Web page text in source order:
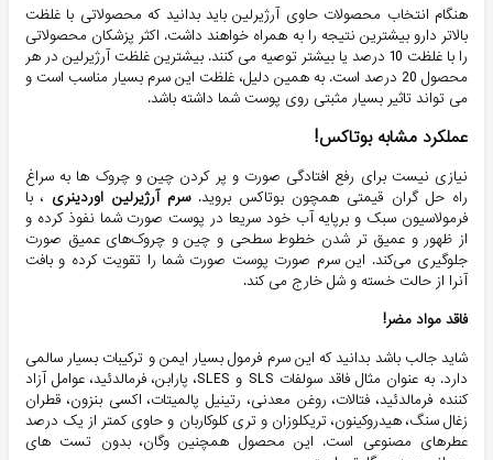
هنگام انتخاب محصولات حاوی آرژیرلین باید بدانید که محصولاتی با غلظت
بالاتر دارو بیشترین نتیجه را به همراه خواهند داشت. اکثر پزشکان محصولاتی
را با غلظت 10 درصد یا بیشتر توصیه می کنند. بیشترین غلظت آرژیرلین در هر
محصول 20 درصد است. به همین دلیل، غلظت این سرم بسیار مناسب است و
می تواند تاثیر بسیار مثبتی روی پوست شما داشته باشد.
عملکرد مشابه بوتاکس!
نیازی نیست برای رفع افتادگی صورت و پر کردن چین و چروک ها به سراغ
راه حل گران قیمتی همچون بوتاکس بروید. سرم آرژیرلین اوردینری ، با
فرمولاسیون سبک و برپایه آب خود سریعا در پوست صورت شما نفوذ کرده و
از ظهور و عمیق تر شدن خطوط سطحی و چین و چروک‌های عمیق‌ صورت
جلوگیری می‌کند. این سرم صورت پوست صورت شما را تقویت کرده و بافت
آنرا از حالت خسته و شل خارج می کند.
فاقد مواد مضر!
شاید جالب باشد بدانید که این سرم فرمول بسیار ایمن و ترکیبات بسیار سالمی
دارد. به عنوان مثال فاقد سولفات SLS و SLES، پارابن، فرمالدئید، عوامل آزاد
کننده فرمالدئید، فتالات، روغن معدنی، رتینیل پالمیتات، اکسی بنزون، قطران
زغال سنگ، هیدروکینون، تریکلوزان و تری کلوکاربان و حاوی کمتر از یک درصد
عطرهای مصنوعی است. این محصول همچنین وگان، بدون تست های